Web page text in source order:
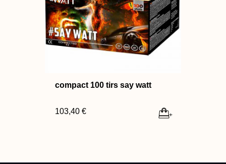
compact 100 tirs say watt
103,40 € +